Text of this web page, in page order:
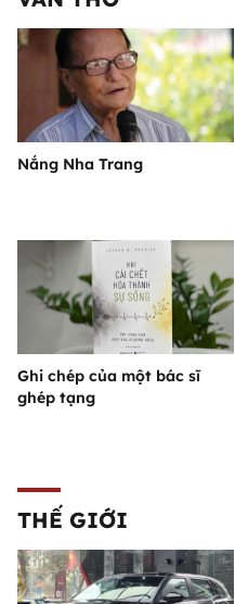
Nắng Nha Trang
Ghi chép của một bác sĩ
ghép tạng
THẾ GIỚI